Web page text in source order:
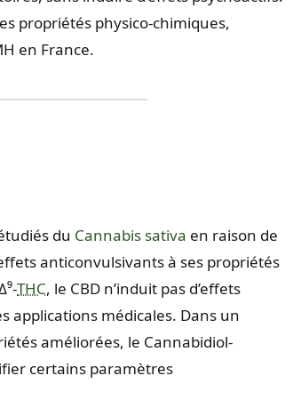
propriétés physico‑chimiques,
en France.
du Cannabis sativa en raison de
anticonvulsivants à ses propriétés
THC, le CBD n’induit pas d’effets
applications médicales. Dans un
améliorées, le Cannabidiol-
certains paramètres